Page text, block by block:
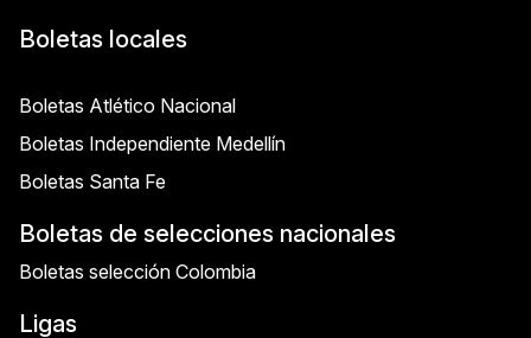
Boletas locales
Boletas Atlético Nacional
Boletas Independiente Medellín
Boletas Santa Fe
Boletas de selecciones nacionales
Boletas selección Colombia
Ligas